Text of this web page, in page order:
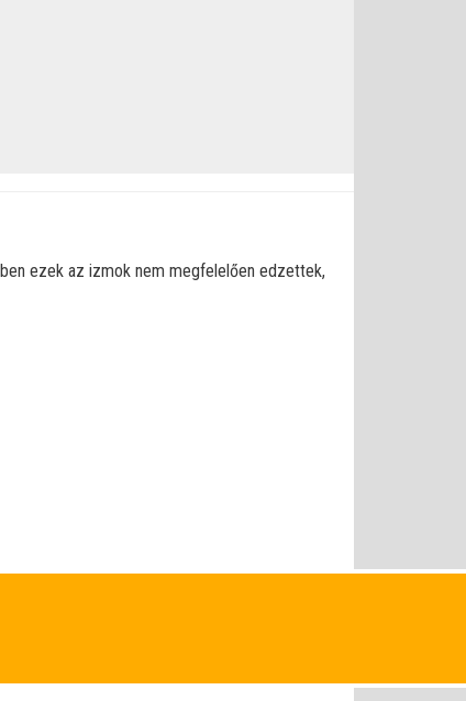
ezek az izmok nem megfelelően edzettek,